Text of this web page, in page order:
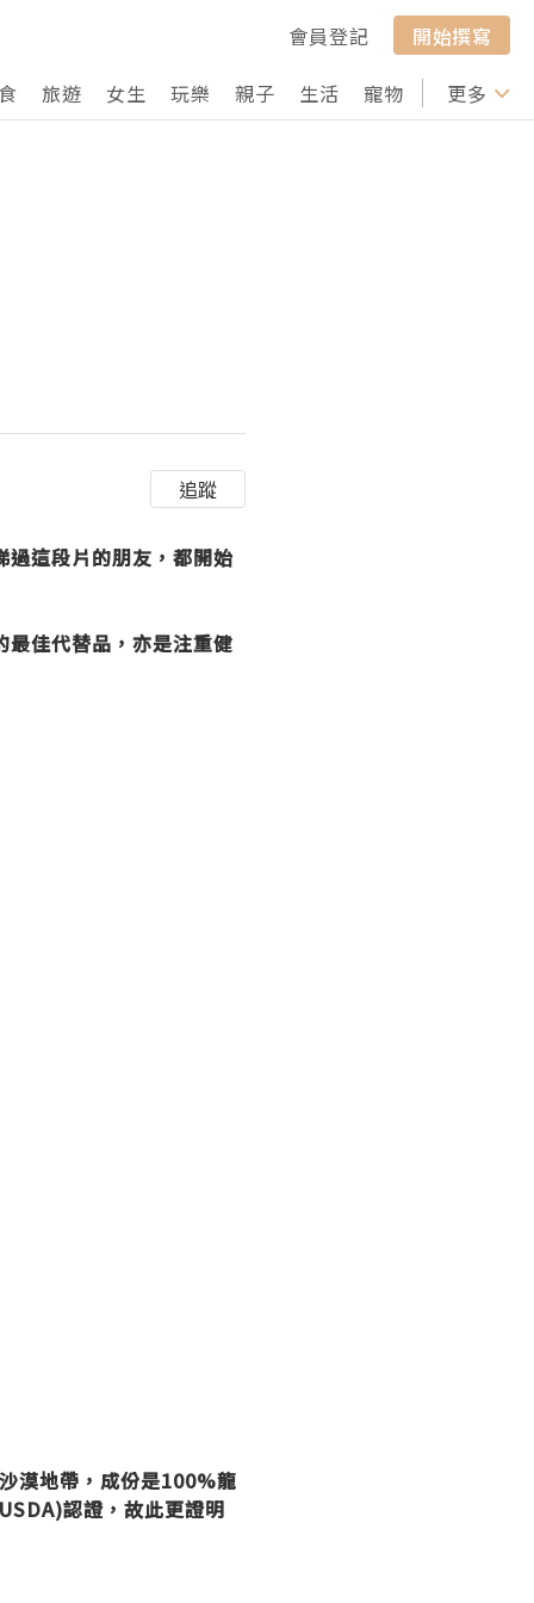
會員登記
開始撰寫
旅遊 女生 玩樂 親子 生活 寵物 行山 打卡
更多
追蹤
這段片的朋友，都開始
佳代替品，亦是注重健
漠地帶， 成份是100%龍
認證，故此更證明